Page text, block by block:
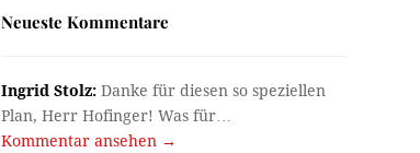
Neueste Kommentare
Ingrid Stolz: Danke für diesen so speziellen
Plan, Herr Hofinger! Was für…
Kommentar ansehen →